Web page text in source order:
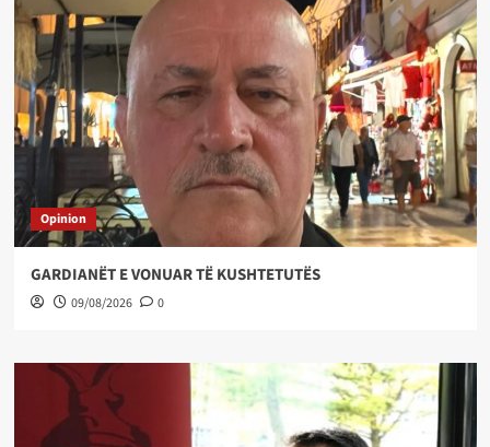
Opinion
GARDIANËT E VONUAR TË KUSHTETUTËS
09/08/2026 0